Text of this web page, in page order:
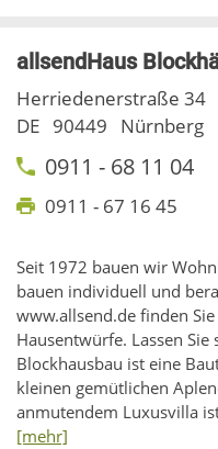
allsendHaus
Herriedenerstraße 34
DE 90449 Nürnberg
0911 - 68 11 04
0911 - 67 16 45
Seit 1972 bauen wir
bauen individuell und
www.allsend.de finden
Hausentwürfe. Lassen
Blockhausbau ist eine
kleinen gemütlichen
anmutendem Luxusvilla
[mehr]